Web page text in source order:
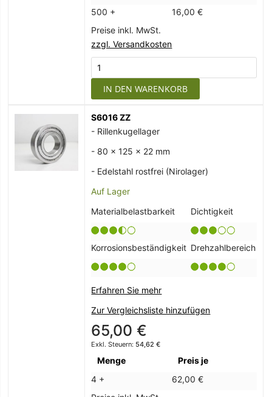
500 +
16,00 €
Preise inkl. MwSt.
zzgl. Versandkosten
IN DEN WARENKORB
S6016 ZZ
- Rillenkugellager
- 80 x 125 x 22 mm
- Edelstahl rostfrei (Nirolager)
Auf Lager
Materialbelastbarkeit
Dichtigkeit
Korrosionsbeständigkeit Drehzahlbereich
Erfahren Sie mehr
Zur Vergleichsliste hinzufügen
65,00 €
54,62 €
Menge
Preis je
4 +
62,00 €